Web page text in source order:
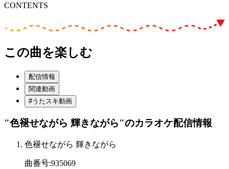
CONTENTS
この曲を楽しむ
配信情報
関連動画
#うたスキ動画
"色褪せながら 輝きながら"のカラオケ配信情報
色褪せながら 輝きながら
曲番号:935069